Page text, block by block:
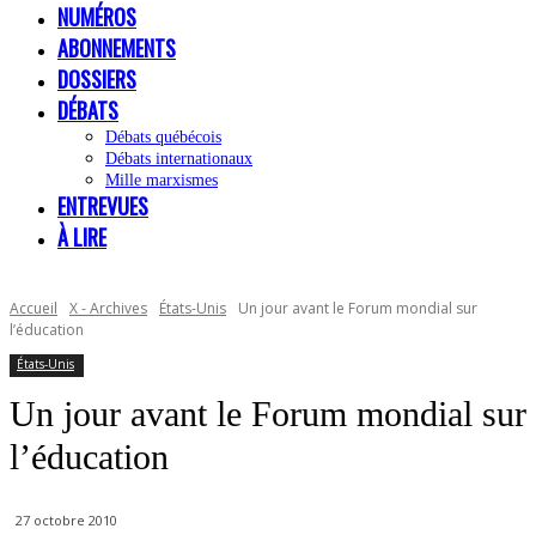
NUMÉROS
ABONNEMENTS
DOSSIERS
DÉBATS
Débats québécois
Débats internationaux
Mille marxismes
ENTREVUES
À LIRE
Accueil X - Archives États-Unis
Un jour avant le Forum mondial sur
l’éducation
États-Unis
Un jour avant le Forum mondial sur
l’éducation
27 octobre 2010